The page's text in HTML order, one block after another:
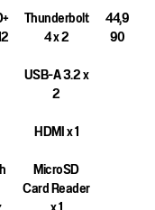
Thunderbolt
4 x 2
USB-A 3.2 x
2
HDMI x 1
MicroSD
Card Reader
44,9
90